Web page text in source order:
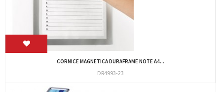
CORNICE MAGNETICA DURAFRAME NOTE A4...
DR4993-23